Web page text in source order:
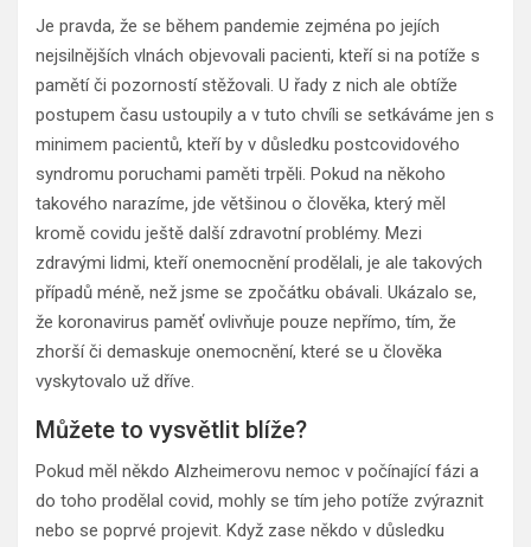
Je pravda, že se během pandemie zejména po jejích
nejsilnějších vlnách objevovali pacienti, kteří si na potíže s
pamětí či pozorností stěžovali. U řady z nich ale obtíže
postupem času ustoupily a v tuto chvíli se setkáváme jen s
minimem pacientů, kteří by v důsledku postcovidového
syndromu poruchami paměti trpěli. Pokud na někoho
takového narazíme, jde většinou o člověka, který měl
kromě covidu ještě další zdravotní problémy. Mezi
zdravými lidmi, kteří onemocnění prodělali, je ale takových
případů méně, než jsme se zpočátku obávali. Ukázalo se,
že koronavirus paměť ovlivňuje pouze nepřímo, tím, že
zhorší či demaskuje onemocnění, které se u člověka
vyskytovalo už dříve.
Můžete to vysvětlit blíže?
Pokud měl někdo Alzheimerovu nemoc v počínající fázi a
do toho prodělal covid, mohly se tím jeho potíže zvýraznit
nebo se poprvé projevit. Když zase někdo v důsledku